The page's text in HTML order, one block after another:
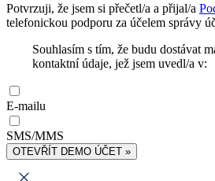
Potvrzuji, že jsem si přečetl/a a přijal/a
telefonickou podporu za účelem správy
Souhlasím s tím, že budu dostávat
kontaktní údaje, jež jsem uvedl/a v:
E-mailu
SMS/MMS
OTEVŘÍT DEMO ÚČET »